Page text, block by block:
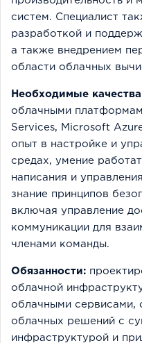
систем. Специалист
разработкой и
а также внедрением
области облачных
Необходимые
облачными
Services, Microsoft
опыт в настройке и
средах, умение
написания и
знание принципов
включая управление
коммуникации для
членами команды.
Обязанности:
облачной
облачными сервисами,
облачных решений с
инфраструктурой и